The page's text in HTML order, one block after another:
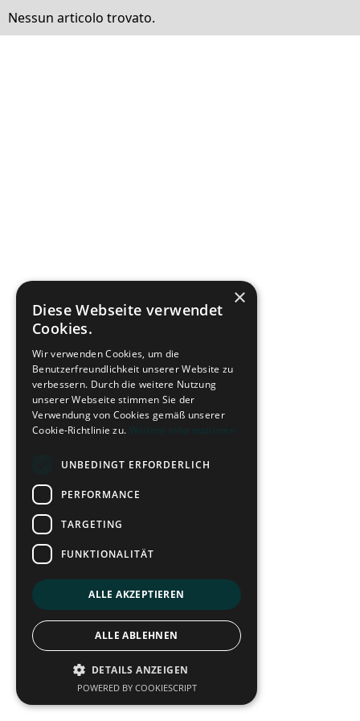
Nessun articolo trovato.
×
Diese Webseite verwendet
Cookies.
Wir verwenden Cookies, um die
Benutzerfreundlichkeit unserer Website zu
verbessern. Durch die weitere Nutzung
unserer Webseite stimmen Sie der
Verwendung von Cookies gemäß unserer
Cookie-Richtlinie zu. Weitere Informationen
UNBEDINGT ERFORDERLICH
PERFORMANCE
TARGETING
FUNKTIONALITÄT
ALLE AKZEPTIEREN
ALLE ABLEHNEN
DETAILS ANZEIGEN
POWERED BY COOKIESCRIPT